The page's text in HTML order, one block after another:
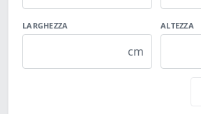
LARGHEZZA
cm
ALTEZZA